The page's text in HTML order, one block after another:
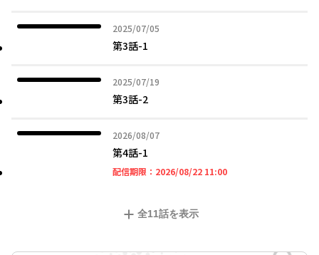
2025/07/05
2025年07月05日
第3話-1
2025/07/19
2025年07月19日
第3話-2
2026/08/07
2026年08月07日
第4話-1
配信期限： 2026/08/22 11:002026年08月22日 11時
全11話を表示